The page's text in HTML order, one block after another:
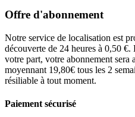
Offre d'abonnement
Notre service de localisation est
découverte de 24 heures à 0,50
votre part, votre abonnement sera
moyennant 19,80€ tous les 2
résiliable à tout moment.
Paiement sécurisé